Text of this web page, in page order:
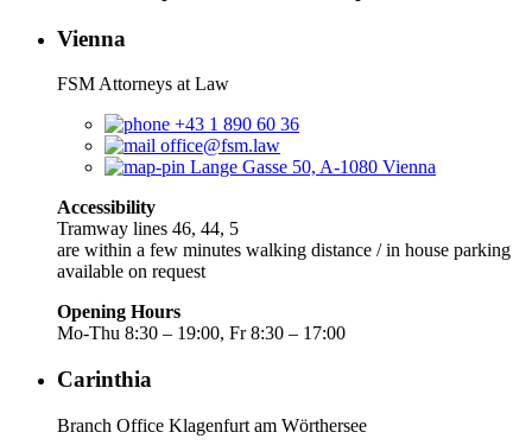
Vienna
FSM Attorneys at Law
+43 1 890 60 36
office@fsm.law
Lange Gasse 50, A-1080 Vienna
Accessibility
Tramway lines 46, 44, 5
are within a few minutes walking distance / in house parking
available on request
Opening Hours
Mo-Thu 8:30 – 19:00, Fr 8:30 – 17:00
Carinthia
Branch Office Klagenfurt am Wörthersee